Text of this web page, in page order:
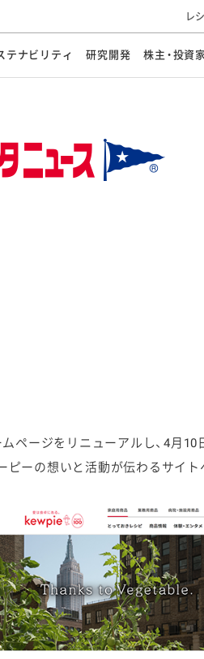
チン（工場見学） マヨテラス（見
テナビリティ
重 ガバナンス
研究開発 株主・投資
ジャーポリシー 電子公告
レ
ージをリニューアルし、4月10
ーの想いと活動が伝わるサイト